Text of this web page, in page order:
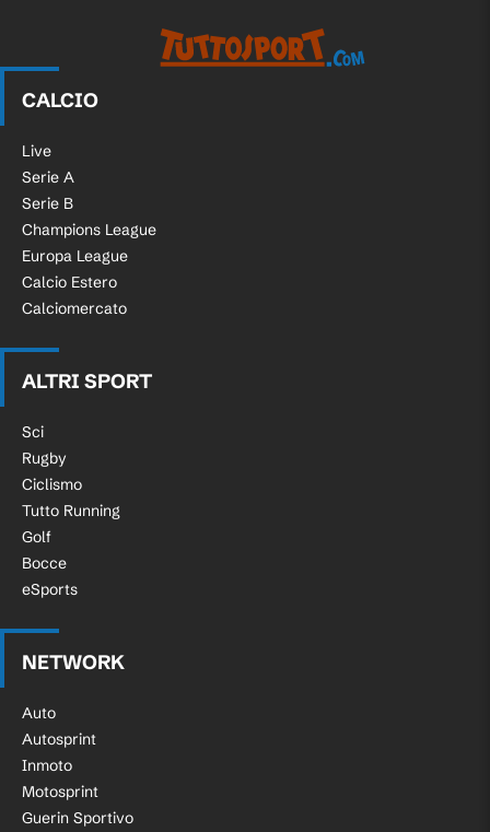
CALCIO
Live
Serie A
Serie B
Champions League
Europa League
Calcio Estero
Calciomercato
ALTRI SPORT
Sci
Rugby
Ciclismo
Tutto Running
Golf
Bocce
eSports
NETWORK
Auto
Autosprint
Inmoto
Motosprint
Guerin Sportivo